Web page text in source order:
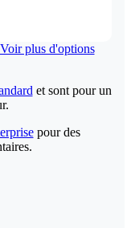
Voir plus d'options
et sont pour un
pour des